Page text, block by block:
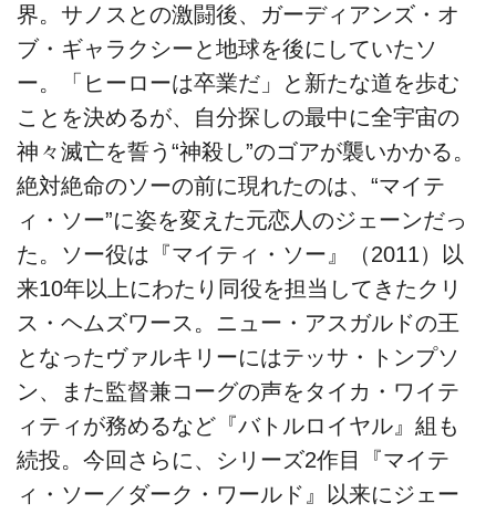
界。サノスとの激闘後、ガーディアンズ・オ
ブ・ギャラクシーと地球を後にしていたソ
ー。「ヒーローは卒業だ」と新たな道を歩む
ことを決めるが、自分探しの最中に全宇宙の
神々滅亡を誓う“神殺し”のゴアが襲いかかる。
絶対絶命のソーの前に現れたのは、“マイテ
ィ・ソー”に姿を変えた元恋人のジェーンだっ
た。ソー役は『マイティ・ソー』（2011）以
来10年以上にわたり同役を担当してきたクリ
ス・ヘムズワース。ニュー・アスガルドの王
となったヴァルキリーにはテッサ・トンプソ
ン、また監督兼コーグの声をタイカ・ワイテ
ィティが務めるなど『バトルロイヤル』組も
続投。今回さらに、シリーズ2作目『マイテ
ィ・ソー／ダーク・ワールド』以来にジェー